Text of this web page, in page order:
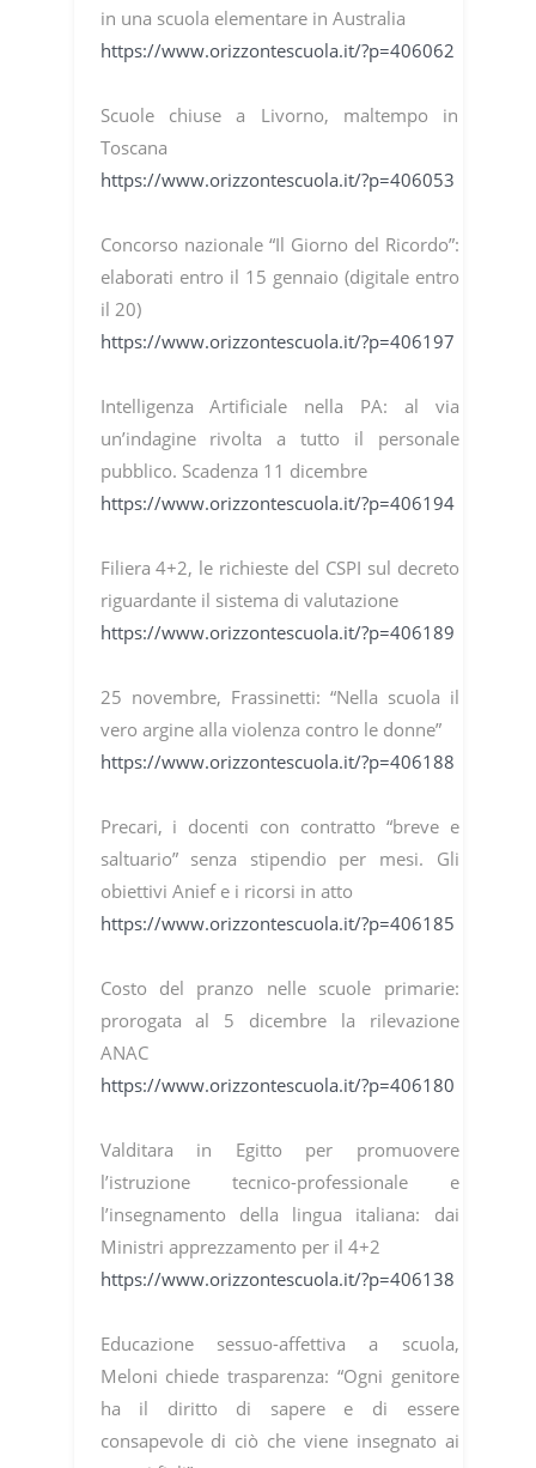
in una scuola elementare in Australia
https://www.orizzontescuola.it/?p=406062
Scuole chiuse a Livorno, maltempo in
Toscana
https://www.orizzontescuola.it/?p=406053
Concorso nazionale “Il Giorno del Ricordo”:
elaborati entro il 15 gennaio (digitale entro
il 20)
https://www.orizzontescuola.it/?p=406197
Intelligenza Artificiale nella PA: al via
un’indagine rivolta a tutto il personale
pubblico. Scadenza 11 dicembre
https://www.orizzontescuola.it/?p=406194
Filiera 4+2, le richieste del CSPI sul decreto
riguardante il sistema di valutazione
https://www.orizzontescuola.it/?p=406189
25 novembre, Frassinetti: “Nella scuola il
vero argine alla violenza contro le donne”
https://www.orizzontescuola.it/?p=406188
Precari, i docenti con contratto “breve e
saltuario” senza stipendio per mesi. Gli
obiettivi Anief e i ricorsi in atto
https://www.orizzontescuola.it/?p=406185
Costo del pranzo nelle scuole primarie:
prorogata al 5 dicembre la rilevazione
ANAC
https://www.orizzontescuola.it/?p=406180
Valditara in Egitto per promuovere
l’istruzione tecnico-professionale e
l’insegnamento della lingua italiana: dai
Ministri apprezzamento per il 4+2
https://www.orizzontescuola.it/?p=406138
Educazione sessuo-affettiva a scuola,
Meloni chiede trasparenza: “Ogni genitore
ha il diritto di sapere e di essere
consapevole di ciò che viene insegnato ai